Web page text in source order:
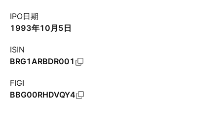
IPO日期
1993年10月5日
ISIN
BRG1ARBDR001
FIGI
BBG00RHDVQY4